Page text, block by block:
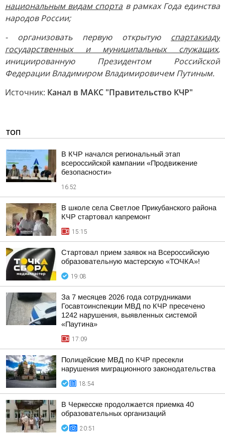
национальным видам спортав рамках Года единства
народов России;
- организовать первую открытую спартакиаду
государственных и муниципальных служащих,
инициированную Президентом Российской
Федерации Владимиром Владимировичем Путиным.
Источник: Канал в МАКС "Правительство КЧР"
ТОП
В КЧР начался региональный этап
всероссийской кампании «Продвижение
безопасности»
16:52
В школе села Светлое Прикубанского района
КЧР стартовал капремонт
15:15
Стартовал прием заявок на Всероссийскую
образовательную мастерскую «ТОЧКА»!
19:08
За 7 месяцев 2026 года сотрудниками
Госавтоинспекции МВД по КЧР пресечено
1242 нарушения, выявленных системой
«Паутина»
17:09
Полицейские МВД по КЧР пресекли
нарушения миграционного законодательства
18:54
В Черкесске продолжается приемка 40
образовательных организаций
20:51